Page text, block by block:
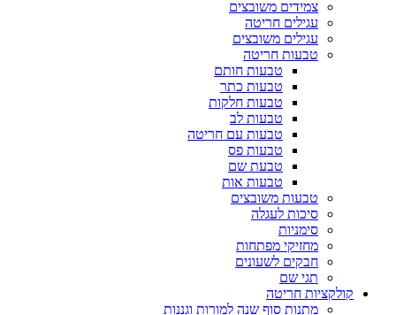
צמידים משובצים
עגילים חריטה
עגילים משובצים
טבעות חריטה
טבעות חותם
טבעות כתר
טבעות חלקות
טבעות לב
טבעות עם חריטה
טבעות פס
טבעת שם
טבעות אות
טבעות משובצים
סיכות לעגלה
סימניות
מחזיקי מפתחות
חבקים לשעונים
תגי שם
קולקציות חריטה
מתנות סוף שנה למורות וגננות